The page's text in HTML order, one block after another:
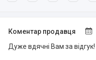
Коментар продавця
Дуже вдячні Вам за відгук!